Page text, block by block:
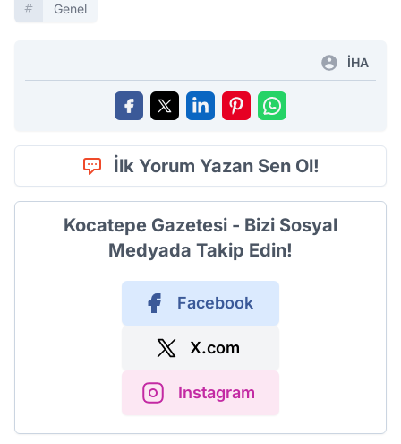
Genel
İHA
İlk Yorum Yazan Sen Ol!
Kocatepe Gazetesi - Bizi Sosyal
Medyada Takip Edin!
Facebook
X.com
Instagram